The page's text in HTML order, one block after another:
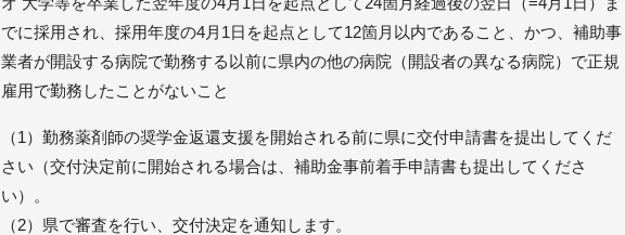
でに採用され、採用年度の4月1日を起点として12箇月以内であること、かつ、補助事
業者が開設する病院で勤務する以前に県内の他の病院（開設者の異なる病院）で正規
雇用で勤務したことがないこと
（1）勤務薬剤師の奨学金返還支援を開始される前に県に交付申請書を提出してくだ
さい（交付決定前に開始される場合は、補助金事前着手申請書も提出してくださ
い）。
（2）県で審査を行い、交付決定を通知します。